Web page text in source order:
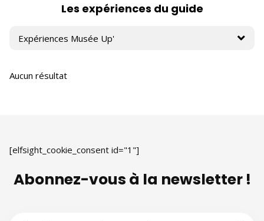
Les expériences du guide
Aucun résultat
[elfsight_cookie_consent id="1"]
Abonnez-vous à la newsletter !